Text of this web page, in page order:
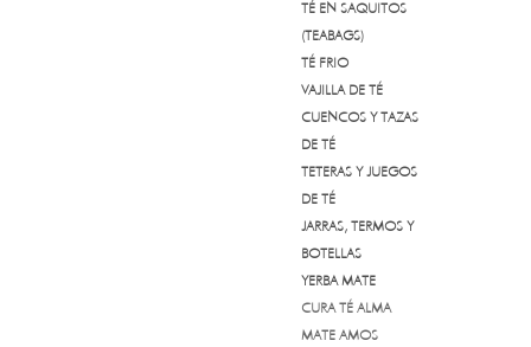
TÉ EN SAQUITOS
(TEABAGS)
TÉ FRIO
VAJILLA DE TÉ
CUENCOS Y TAZAS
DE TÉ
TETERAS Y JUEGOS
DE TÉ
JARRAS, TERMOS Y
BOTELLAS
YERBA MATE
CURA TÉ ALMA
MATE AMOS